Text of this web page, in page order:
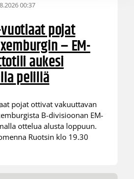
00:37
pojat
– EM-
aukesi
pelillä
pojat ottivat vakuuttavan
B-divisioonan EM-
ottelua alusta loppuun.
Ruotsin klo 19.30